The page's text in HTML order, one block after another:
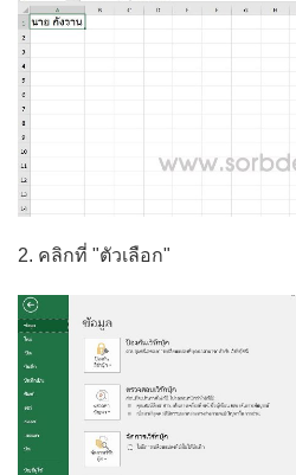
2. คลิกที่ "ตัวเลือก"